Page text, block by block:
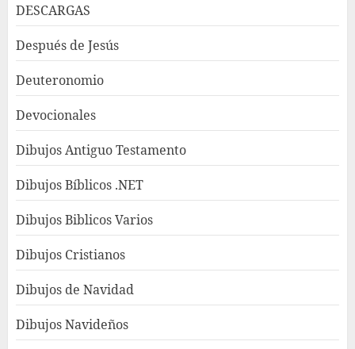
DESCARGAS
Después de Jesús
Deuteronomio
Devocionales
Dibujos Antiguo Testamento
Dibujos Bíblicos .NET
Dibujos Biblicos Varios
Dibujos Cristianos
Dibujos de Navidad
Dibujos Navideños